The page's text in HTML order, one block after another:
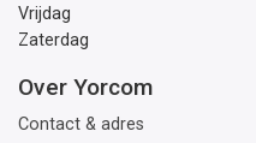
Vrijdag
Zaterdag
Over Yorcom
Contact & adres